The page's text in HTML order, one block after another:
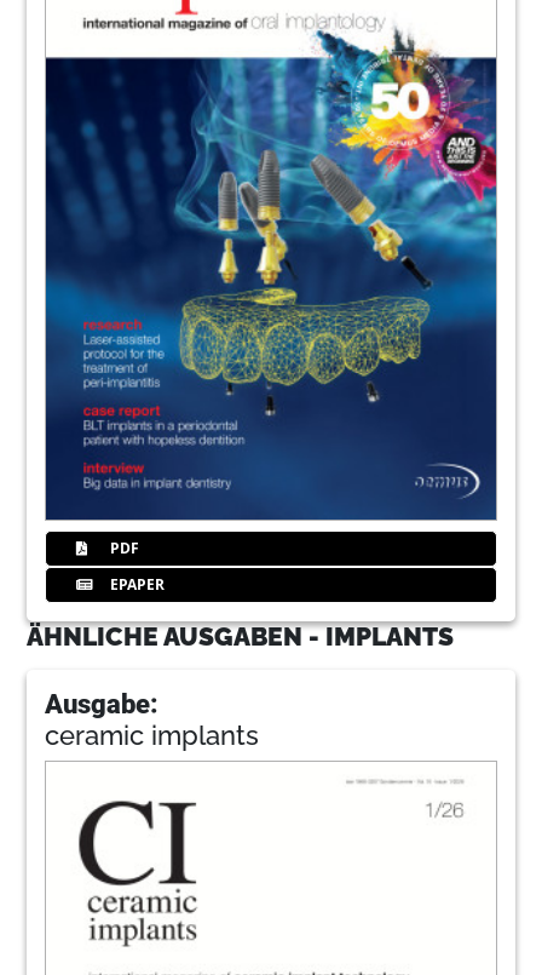
PDF
EPAPER
ÄHNLICHE AUSGABEN - IMPLANTS
Ausgabe:
ceramic implants